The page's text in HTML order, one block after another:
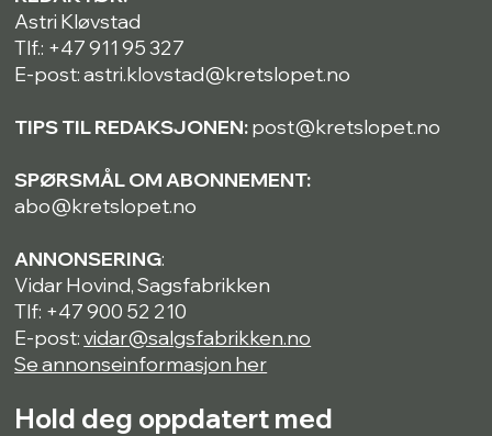
Astri Kløvstad
Tlf.: +47 911 95 327
E-post: astri.klovstad@kretslopet.no
TIPS TIL REDAKSJONEN:post@kretslopet.no
SPØRSMÅL OM ABONNEMENT:
abo@kretslopet.no
ANNONSERING:
Vidar Hovind, Sagsfabrikken
Tlf: +47 900 52 210
E-post:vidar@salgsfabrikken.no
Se annonseinformasjon her
Hold deg oppdatert med